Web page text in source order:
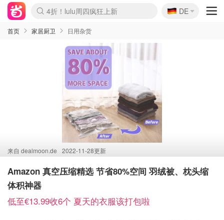
Boticinal 夏促开抢！
4折！lulu周四疯狂上新
还没结束！&OtherStories大促
Joybuy变相75折 随时失效
速领！Stanley独家85折
疑似霸哥！Camper额外叠85折
Zalando 奥莱闪促！每日更新
Moncler反季囤！5折起+叠9折
Coach Brooklyn仅€192
🇩🇪
DE
首页 家居厨卫 日用杂货
来自 dealmoon.de 2022-11-28更新
Amazon 真空压缩精选 节省80%空间 羽绒被、枕头缩
体积神器
低至€13.99收6个 夏天的衣服该打包啦